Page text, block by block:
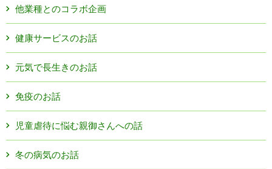
他業種とのコラボ企画
健康サービスのお話
元気で長生きのお話
免疫のお話
児童虐待に悩む親御さんへの話
冬の病気のお話